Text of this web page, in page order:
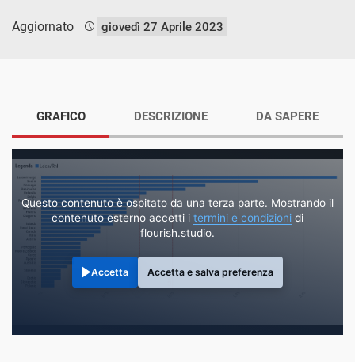
Aggiornato giovedì 27 Aprile 2023
GRAFICO
Questo contenuto è ospitato da una terza parte. Mostrando il
contenuto esterno accetti i termini e condizioni di
flourish.studio.
Accetta Accetta e salva preferenza
DESCRIZIONE DA SAPERE